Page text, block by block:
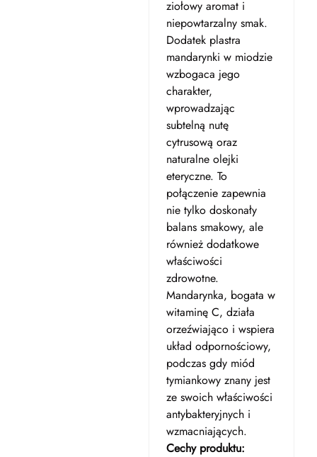
ziołowy aromat i
niepowtarzalny smak.
Dodatek plastra
mandarynki w miodzie
wzbogaca jego
charakter,
wprowadzając
subtelną nutę
cytrusową oraz
naturalne olejki
eteryczne. To
połączenie zapewnia
nie tylko doskonały
balans smakowy, ale
również dodatkowe
właściwości
zdrowotne.
Mandarynka, bogata w
witaminę C, działa
orzeźwiająco i wspiera
układ odpornościowy,
podczas gdy miód
tymiankowy znany jest
ze swoich właściwości
antybakteryjnych i
wzmacniających.
Cechy produktu: